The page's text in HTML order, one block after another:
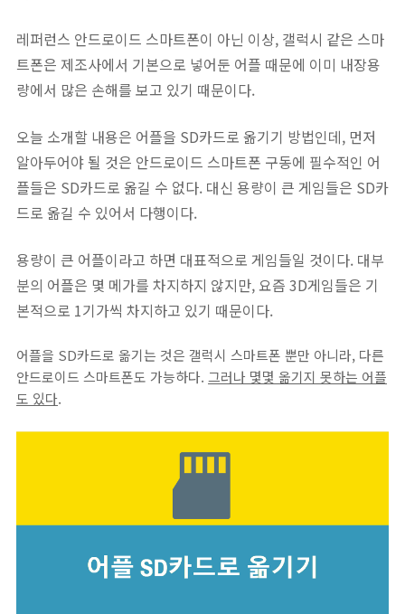
레퍼런스 안드로이드 스마트폰이 아닌 이상, 갤럭시 같은 스마
트폰은 제조사에서 기본으로 넣어둔 어플 때문에 이미 내장용
량에서 많은 손해를 보고 있기 때문이다.
오늘 소개할 내용은 어플을 SD카드로 옮기기 방법인데, 먼저
알아두어야 될 것은 안드로이드 스마트폰 구동에 필수적인 어
플들은 SD카드로 옮길 수 없다. 대신 용량이 큰 게임들은 SD카
드로 옮길 수 있어서 다행이다.
용량이 큰 어플이라고 하면 대표적으로 게임들일 것이다. 대부
분의 어플은 몇 메가를 차지하지 않지만, 요즘 3D게임들은 기
본적으로 1기가씩 차지하고 있기 때문이다.
어플을 SD카드로 옮기는 것은 갤럭시 스마트폰 뿐만 아니라, 다른
안드로이드 스마트폰도 가능하다. 그러나 몇몇 옮기지 못하는 어플
도 있다.